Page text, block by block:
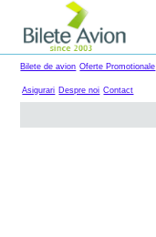
Bilete de avion Oferte Promotionale
Asigurari Despre noi Contact